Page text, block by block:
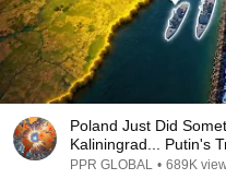
Poland Just Did
Kaliningrad... Putin's
PPR GLOBAL • 689K